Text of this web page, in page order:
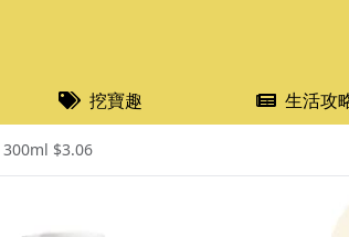
挖寶趣 生活攻
300ml $3.06